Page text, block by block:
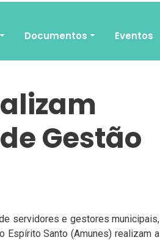
Documentos Eventos
Gestão
servidores e gestores municipais,
Espírito Santo (Amunes) realizam a